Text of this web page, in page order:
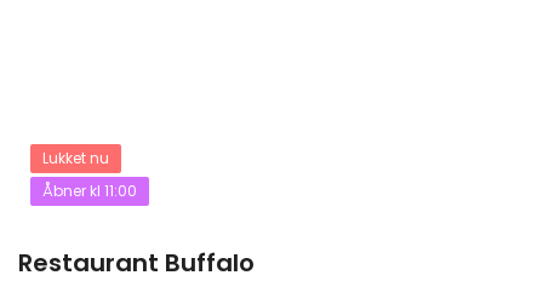
Lukket nu
Åbner kl 11:00
Restaurant Buffalo